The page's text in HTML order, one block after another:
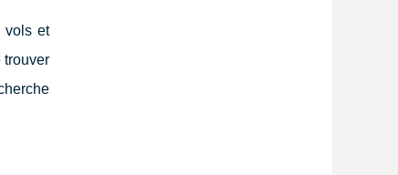
vols et
trouver